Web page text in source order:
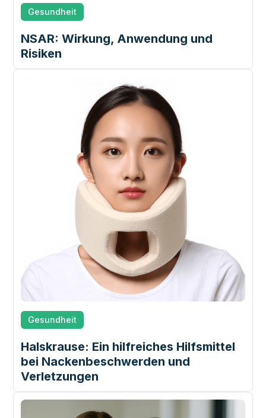
Gesundheit
NSAR: Wirkung, Anwendung und
Risiken
Gesundheit
Halskrause: Ein hilfreiches Hilfsmittel
bei Nackenbeschwerden und
Verletzungen